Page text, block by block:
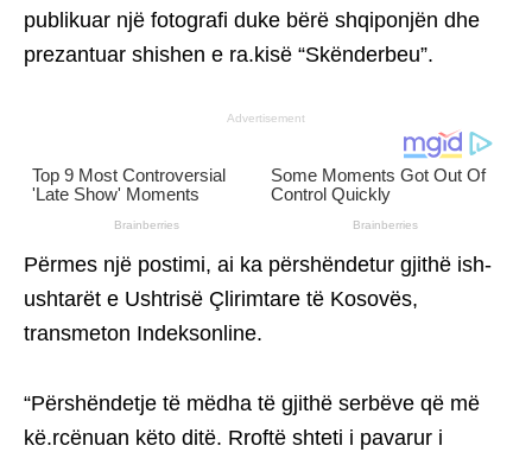
publikuar një fotografi duke bërë shqiponjën dhe
prezantuar shishen e ra.kisë “Skënderbeu”.
Advertisement
Përmes një postimi, ai ka përshëndetur gjithë ish-
ushtarët e Ushtrisë Çlirimtare të Kosovës,
transmeton Indeksonline.
“Përshëndetje të mëdha të gjithë serbëve që më
kë.rcënuan këto ditë. Rroftë shteti i pavarur i